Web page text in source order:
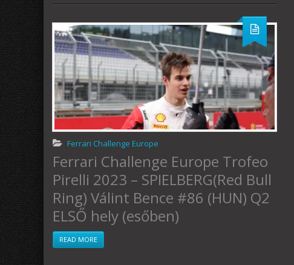
Ferrari Challenge Europe
Ferrari Challenge Europe Trofeo
Pirelli 2023 – SPIELBERG(Red Bull
Ring) Válint Bence #86 (HUN) Q2
ELSŐ hely (esőben)
READ MORE